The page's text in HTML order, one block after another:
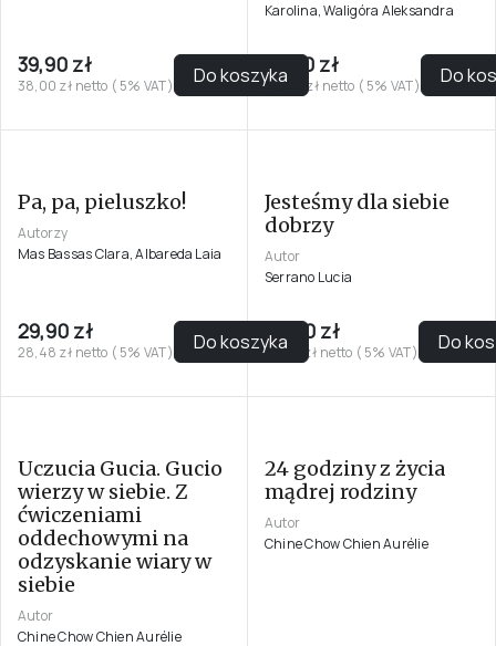
39,90 zł
38,00 zł netto ( 5% VAT) Do koszyka
Karolina, Waligóra Aleksandra
39,90 zł
38,00 zł netto ( 5% VAT) Do
Pa, pa, pieluszko!
Autorzy
Mas Bassas Clara, Albareda Laia
29,90 zł
28,48 zł netto ( 5% VAT) Do koszyka
Jesteśmy dla siebie
dobrzy
Autor
Serrano Lucia
34,90 zł
33,24 zł netto ( 5% VAT) Do
Uczucia Gucia. Gucio
wierzy w siebie. Z
ćwiczeniami
oddechowymi na
odzyskanie wiary w
siebie
Autor
Chine Chow Chien Aurélie
24 godziny z życia
mądrej rodziny
Autor
Chine Chow Chien Aurélie